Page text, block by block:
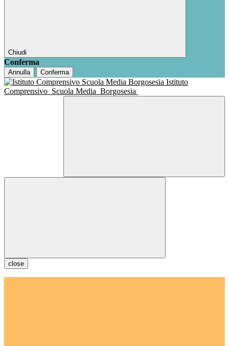
Chiudi
Conferma
Annulla Conferma
Istituto
Comprensivo Scuola Media Borgosesia
close